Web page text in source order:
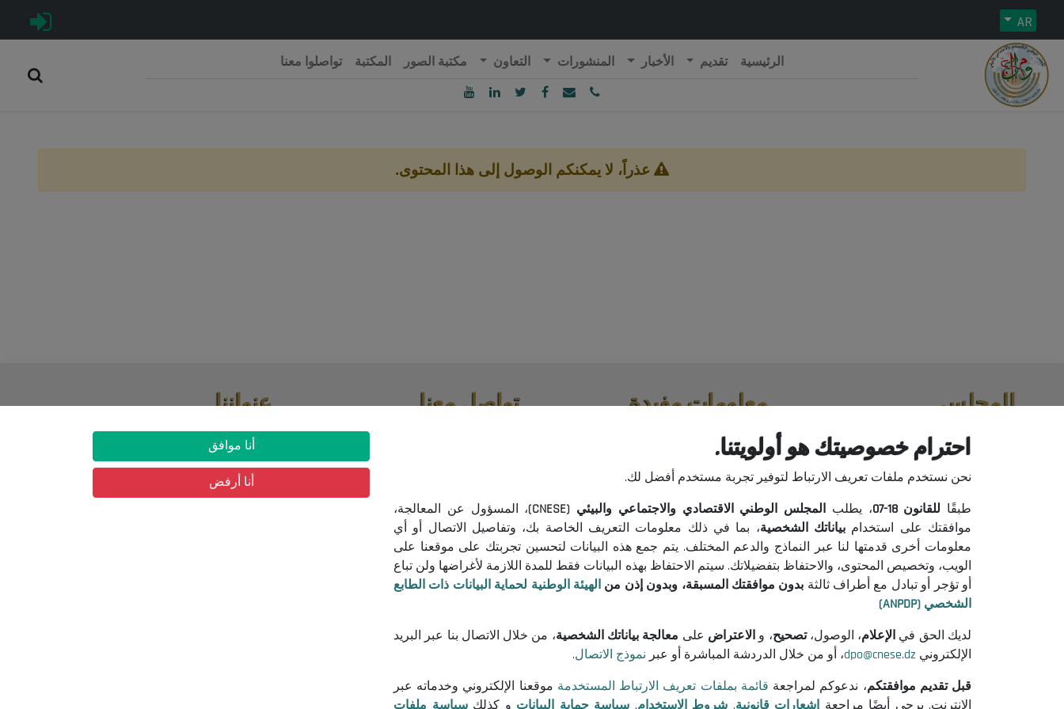
AR
République Algérienne Démocratique et Populaire
الوطني الاقتصادي والاجتماعي والبيئي
الجزائرية الديمقراطية الشعبية
الرئيسية تقديم الأخبار المنشورات التعاون مكتبة الصور المكتبة تواصلوا معنا
عذراً، لا يمكنكم الوصول إلى هذا المحتوى.
المجلس
حول المجلس
جميع المنشورات
معلومات مفيدة
إعلانات مناقصات واستشارات
إشعارات قانونية
شروط الاستخدام
سياسة حماية البيانات
سياسة ملفات تعريف الارتباط
تواصل معنا
سجلوا و كونوا على اطلاع بآخر أخبار
المجلس
عنواننا
03 شارع حسان بن نعمان حي البساتين, بئر
مراد رايس
© 2026 المجلس الوطني الاقتصادي والاجتماعي والبيئي
احترام خصوصيتك هو أولويتنا.
نحن نستخدم ملفات تعريف الارتباط لتوفير تجربة مستخدم أفضل لك.
طبقًا للقانون 18-07 ، يطلب المجلس الوطني الاقتصادي والاجتماعي والبيئي (CNESE)
، المسؤول عن المعالجة،
موافقتك على استخدام بياناتك الشخصية، بما في ذلك معلومات التعريف الخاصة بك، وتفاصيل الاتصال أو أي
معلومات أخرى قدمتها لنا عبر النماذج والدعم المختلف. يتم جمع هذه البيانات لتحسين تجربتك على موقعنا على
الويب، وتخصيص المحتوى، والاحتفاظ بتفضيلاتك. سيتم الاحتفاظ بهذه البيانات فقط للمدة اللازمة لأغراضها ولن تباع
أو تؤجر أو تبادل مع أطراف ثالثة بدون موافقتك المسبقة، وبدون إذن منالهيئة الوطنية لحماية البيانات ذات الطابع
الشخصي (ANPDP)
لديك الحق في الإعلام، الوصول،تصحيح، والاعتراض على معالجة بياناتك الشخصية، من خلال الاتصال بنا عبر البريد
الإلكتروني dpo@cnese.dz، أو من خلال الدردشة المباشرة أو عبر نموذج الاتصال.
قبل تقديم موافقتكم، ندعوكم لمراجعة قائمة بملفات تعريف الارتباط المستخدمة موقعنا الإلكتروني وخدماته عبر
الإنترنت. يرجى أيضًا مراجعة إشعارات قانونية, شروط الاستخدام, سياسة حماية البيانات و كذلكسياسة ملفات
أنا موافق
أنا أرفض